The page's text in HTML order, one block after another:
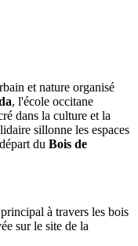
et nature organisé
, l'école occitane
dans la culture et la
sillonne les espaces
du Bois de
à travers les bois
sur le site de la